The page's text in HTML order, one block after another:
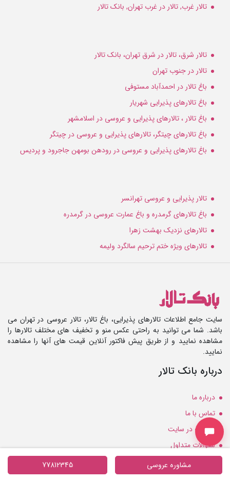
تالار غرب, تالار در غرب تهران, بانک تالار
تالار شرق، تالار در شرق تهران، بانک تالار
تالار در جنوب تهران
باغ تالار در احمدآباد مستوفی
باغ تالارهای پذیرایی شهریار
باغ تالار ، تالارهای پذیرایی و عروسی در اسلامشهر
باغ تالارهای چیتگر، تالارهای پذیرایی و عروسی در چیتگر
باغ تالارهای پذیرایی و عروسی در رودهن بومهن جاجرود و پردیس
تالار پذیرایی و عروسی تهرانسر
باغ تالارهای گرمدره و باغ عمارت عروسی در گرمدره
تالارهای نزدیک بهشت زهرا
تالارهای ویژه ختم ترحیم سالگرد ولیمه
سایت جامع اطلاعات تالارهای پذیرایی، باغ تالار، تالار عروسی در تهران می
باشد. شما می توانید به راحتی عکس منو و تخفیف های مختلف تالارها را
مشاهده نمایید و از طریق پیش فاکتور آنلاین قیمت های آنها را مشاهده
نمایید.
درباره بانک تالار
درباره ما
تماس با ما
تبلیغات در سایت
سئوالات متداول
ثبت تالار جدید
گالری فیلم
مشاوره عروسی 77812345